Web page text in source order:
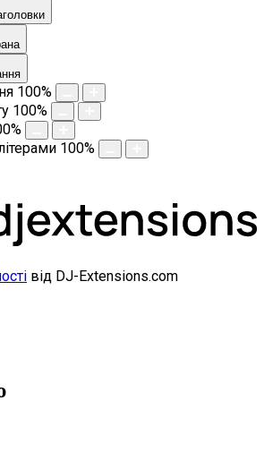
100%
100%
%
100%
від DJ-Extensions.com